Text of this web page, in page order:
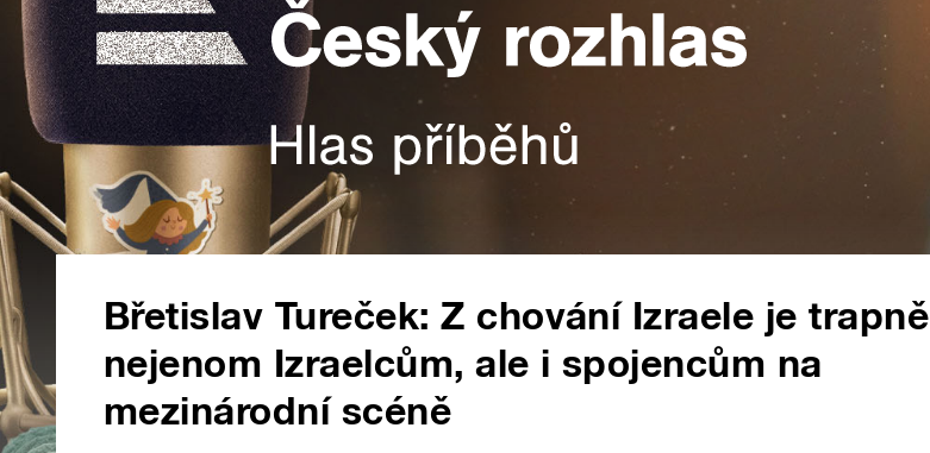
Břetislav Tureček: Z chování Izraele je trapně
nejenom Izraelcům, ale i spojencům na
mezinárodní scéně